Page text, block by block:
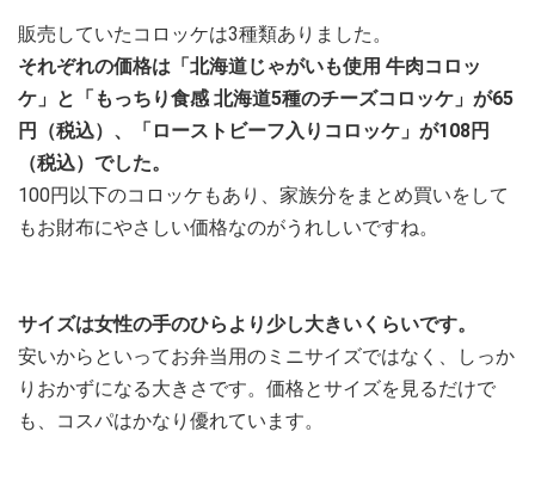
販売していたコロッケは3種類ありました。
それぞれの価格は「北海道じゃがいも使用 牛肉コロッ
ケ」と「もっちり食感 北海道5種のチーズコロッケ」が65
円（税込）、「ローストビーフ入りコロッケ」が108円
（税込）でした。
100円以下のコロッケもあり、家族分をまとめ買いをして
もお財布にやさしい価格なのがうれしいですね。
サイズは女性の手のひらより少し大きいくらいです。
安いからといってお弁当用のミニサイズではなく、しっか
りおかずになる大きさです。価格とサイズを見るだけで
も、コスパはかなり優れています。